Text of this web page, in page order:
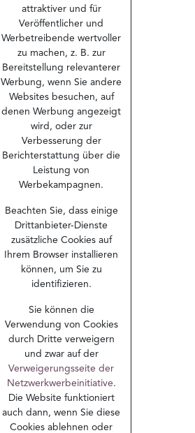
attraktiver und für
Veröffentlicher und
Werbetreibende wertvoller
zu machen, z. B. zur
Bereitstellung relevanterer
Werbung, wenn Sie andere
Websites besuchen, auf
denen Werbung angezeigt
wird, oder zur
Verbesserung der
Berichterstattung über die
Leistung von
Werbekampagnen.
Beachten Sie, dass einige
Drittanbieter-Dienste
zusätzliche Cookies auf
Ihrem Browser installieren
können, um Sie zu
identifizieren.
Sie können die
Verwendung von Cookies
durch Dritte verweigern
und zwar auf der
Verweigerungsseite der
Netzwerkwerbeinitiative.
Die Website funktioniert
auch dann, wenn Sie diese
Cookies ablehnen oder